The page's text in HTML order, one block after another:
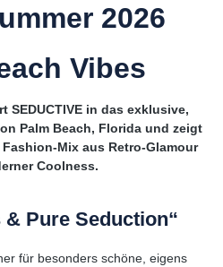
2026
Vibes
SEDUCTIVE in das exklusive,
Palm Beach, Florida und zeigt
Mix aus Retro-Glamour
Coolness.
Pure Seduction“
für besonders schöne, eigens